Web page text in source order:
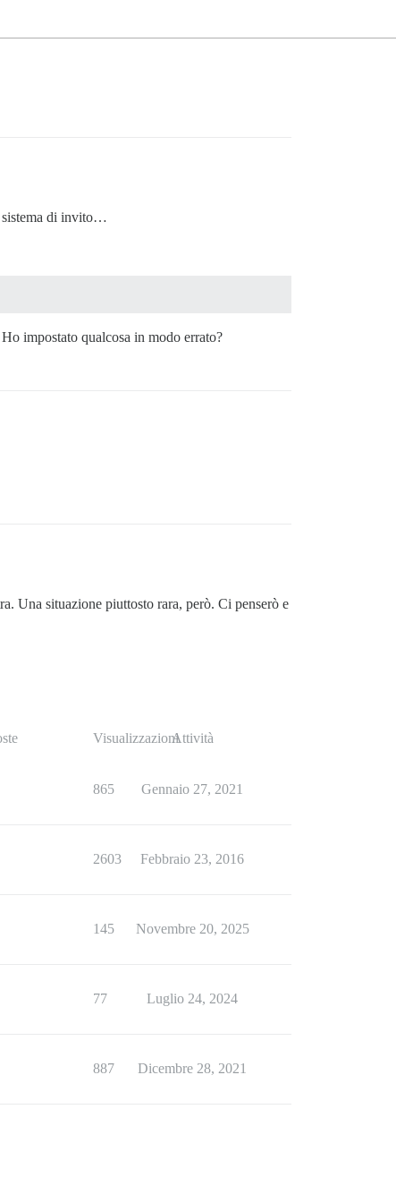
sistema di invito…
impostato qualcosa in modo errato?
Una situazione piuttosto rara, però. Ci penserò e
VisualizzazioniAttività
865 Gennaio 27, 2021
2603 Febbraio 23, 2016
145 Novembre 20, 2025
77 Luglio 24, 2024
887 Dicembre 28, 2021